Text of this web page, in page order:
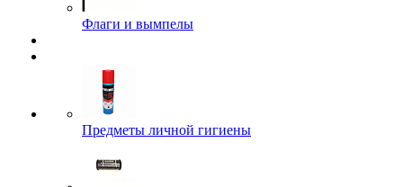
Пуговицы
Флажки на береты
Шевроны